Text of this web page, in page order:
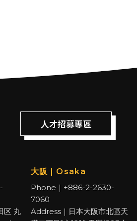
人才招募專區
区 丸
大阪 | Osaka
Phone｜+886-2-2630-
7060
Address｜日本大阪市北區天